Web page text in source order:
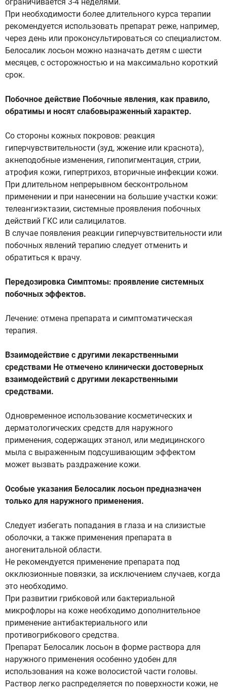
При необходимости более длительного курса терапии
рекомендуется использовать препарат реже, например,
через день или проконсультироваться со специалистом.
Белосалик лосьон можно назначать детям с шести
месяцев, с осторожностью и на максимально короткий
срок.
Побочное действие Побочные явления, как правило,
обратимы и носят слабовыраженный характер.
Со стороны кожных покровов: реакция
гиперчувствительности (зуд, жжение или краснота),
акнеподобные изменения, гипопигментация, стрии,
атрофия кожи, гипертрихоз, вторичные инфекции кожи.
При длительном непрерывном бесконтрольном
применении и при нанесении на большие участки кожи:
телеангиэктазии, системные проявления побочных
действий ГКС или салицилатов.
В случае появления реакции гиперчувствительности или
побочных явлений терапию следует отменить и
обратиться к врачу.
Передозировка Симптомы: проявление системных
побочных эффектов.
Лечение: отмена препарата и симптоматическая
терапия.
Взаимодействие с другими лекарственными
средствами Не отмечено клинически достоверных
взаимодействий с другими лекарственными
средствами.
Одновременное использование косметических и
дерматологических средств для наружного
применения, содержащих этанол, или медицинского
мыла с выраженным подсушивающим эффектом
может вызвать раздражение кожи.
Особые указания Белосалик лосьон предназначен
только для наружного применения.
Следует избегать попадания в глаза и на слизистые
оболочки, а также применения препарата в
аногенитальной области.
Не рекомендуется применение препарата под
окклюзионные повязки, за исключением случаев, когда
это необходимо.
При развитии грибковой или бактериальной
микрофлоры на коже необходимо дополнительное
применение антибактериального или
противогрибкового средства.
Препарат Белосалик лосьон в форме раствора для
наружного применения особенно удобен для
использования на коже волосистой части головы.
Раствор легко распределяется по поверхности кожи, не